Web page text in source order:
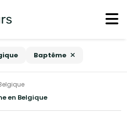
Baptême
en Belgique